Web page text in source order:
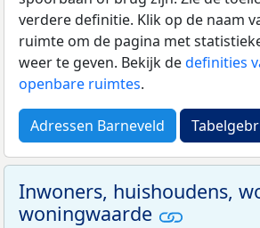
verdere definitie. Klik op de naam
ruimte om de pagina met
weer te geven. Bekijk dedefinities
openbare ruimtes.
Adressen Barneveld
Inwoners, huishoudens,
woningwaarde